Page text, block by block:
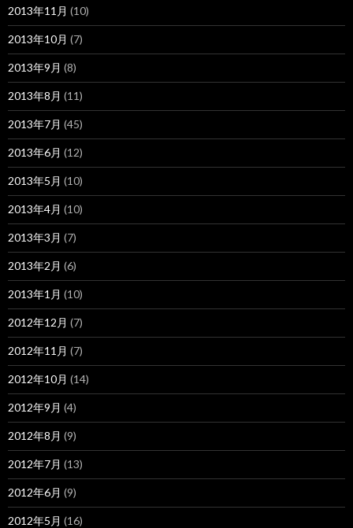
2013年11月 (10)
2013年10月 (7)
2013年9月 (8)
2013年8月 (11)
2013年7月 (45)
2013年6月 (12)
2013年5月 (10)
2013年4月 (10)
2013年3月 (7)
2013年2月 (6)
2013年1月 (10)
2012年12月 (7)
2012年11月 (7)
2012年10月 (14)
2012年9月 (4)
2012年8月 (9)
2012年7月 (13)
2012年6月 (9)
2012年5月 (16)